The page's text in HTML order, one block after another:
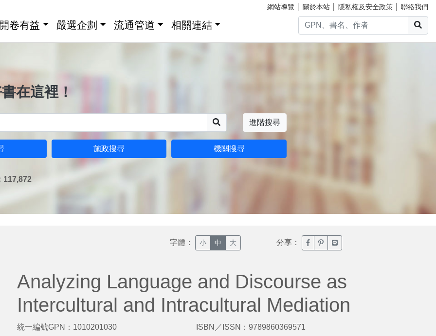
網站導覽 關於本站 隱私權及安全政策 聯絡我們
卷有益 嚴選企劃 流通管道 相關連結
在這裡！
進階搜尋
施政搜尋 機關搜尋
117,872
字體： 小 中 大 分享： 臉書分享(另開新視窗)
噗浪分享(另開新視窗)
Line分享(另開新視窗)
Analyzing Language and Discourse as
Intercultural and Intracultural Mediation
統一編號GPN：1010201030
ISBN／ISSN：9789860369571